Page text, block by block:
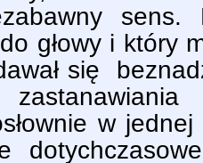
sens.
głowy i który
się
w